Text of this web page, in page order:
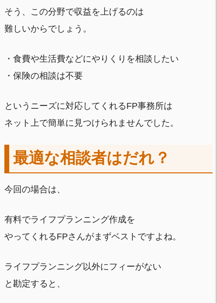
そう、この分野で収益を上げるのは
難しいからでしょう。
・食費や生活費などにやりくりを相談したい
・保険の相談は不要
というニーズに対応してくれるFP事務所は
ネット上で簡単に見つけられませんでした。
最適な相談者はだれ？
今回の場合は、
有料でライフプランニング作成を
やってくれるFPさんがまずベストですよね。
ライフプランニング以外にフィーがない
と勘定すると、